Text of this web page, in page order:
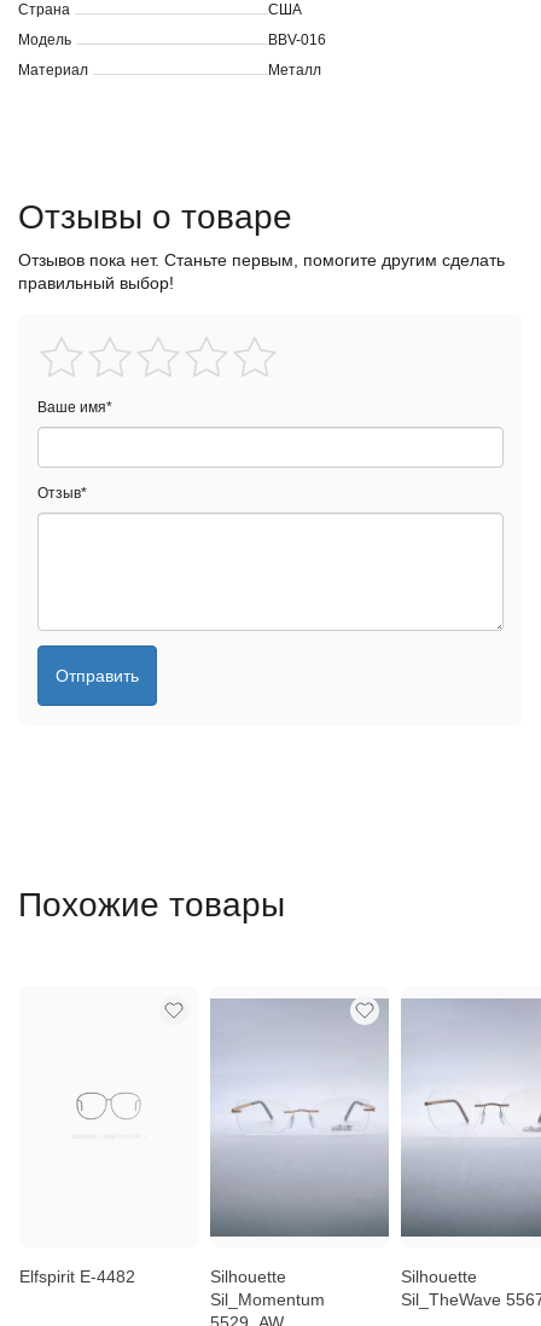
Страна
США
Модель
BBV-016
Материал
Металл
Отзывы о товаре
Отзывов пока нет. Станьте первым, помогите другим сделать
правильный выбор!
Ваше имя*
Отзыв*
Отправить
Похожие товары
Elfspirit E-4482
Silhouette
Sil_Momentum
Silhouette
Sil_TheWave